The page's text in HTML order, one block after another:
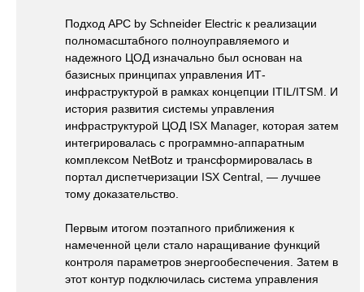
Подход APC by Schneider Electric к реализации
полномасштабного полноуправляемого и
надежного ЦОД изначально был основан на
базисных принципах управления ИТ-
инфраструктурой в рамках концепции ITIL/ITSM. И
история развития системы управления
инфраструктурой ЦОД ISX Manager, которая затем
интегрировалась с программно-аппаратным
комплексом NetBotz и трансформировалась в
портал диспетчеризации ISX Central, — лучшее
тому доказательство.
Первым итогом поэтапного приближения к
намеченной цели стало наращивание функций
контроля параметров энергообеспечения. Затем в
этот контур подключилась система управления